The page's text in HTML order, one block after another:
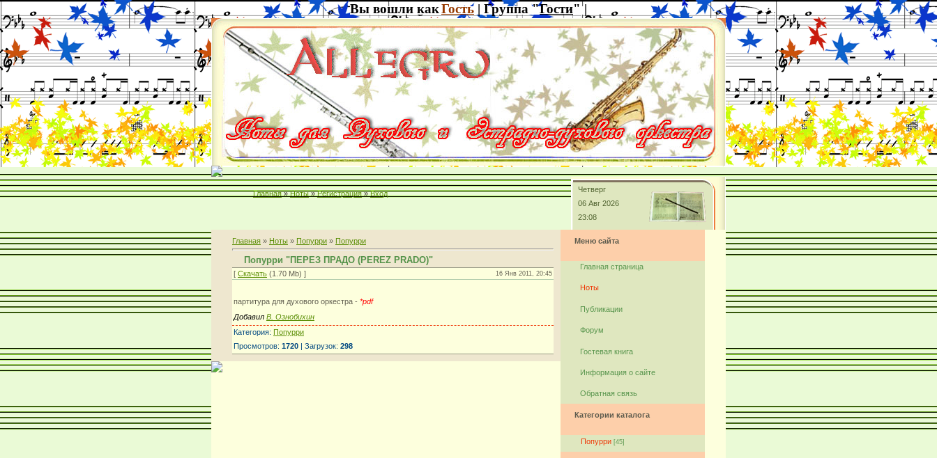
Вы вошли какГость | Группа "Гости" |
Главная » Ноты » Регистрация » Вход
Четверг
06 Авг 2026
23:08
Главная » Ноты » Попурри » Попурри
Попурри "ПЕРЕЗ ПРАДО (PEREZ PRADO)"
[ Скачать (1.70 Mb) ] 16 Янв 2011, 20:45
партитура для духового оркестра - *pdf
Добавил В. Ознобихин
Категория: Попурри
Просмотров: 1720 | Загрузок: 298
Меню сайта
Главная страница
Ноты
Публикации
Форум
Гостевая книга
Информация о сайте
Обратная связь
Категории каталога
Попурри [45]